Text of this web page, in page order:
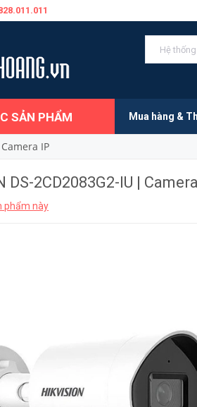
SẢN PHẨM Mua hàng &
Camera IP
DS-2CD2083G2-IU |
phẩm này